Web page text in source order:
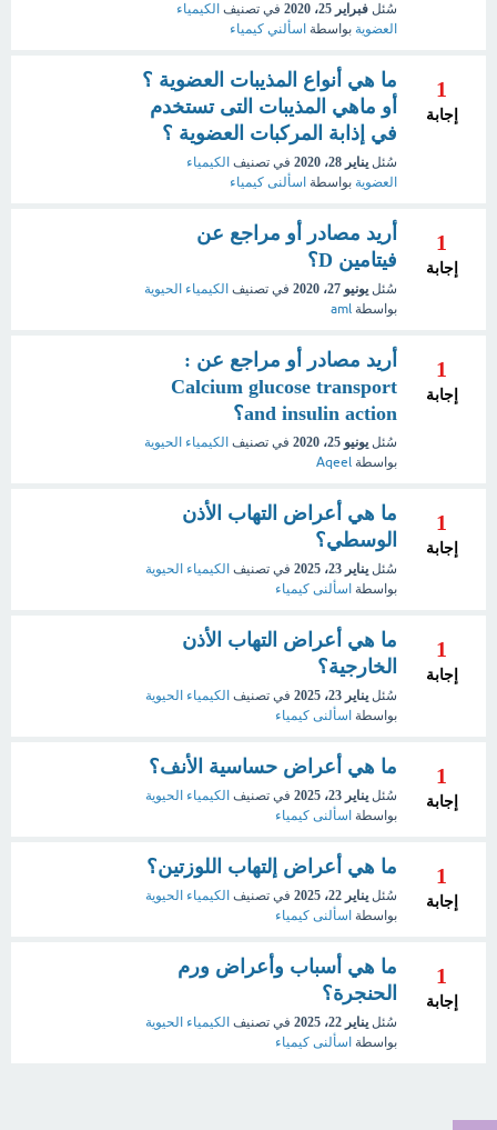
سُئل فبراير 25، 2020 في تصنيف الكيمياء
العضوية بواسطة اسألني كيمياء
1
إجابة
ما هي أنواع المذيبات العضوية ؟
أو ماهي المذيبات التى تستخدم
في إذابة المركبات العضوية ؟
سُئل يناير 28، 2020 في تصنيف الكيمياء
العضوية بواسطة اسألنى كيمياء
1
إجابة
أريد مصادر أو مراجع عن
فيتامين D؟
سُئل يونيو 27، 2020 في تصنيف الكيمياء الحيوية
بواسطة aml
1
إجابة
أريد مصادر أو مراجع عن :
Calcium glucose transport
and insulin action؟
سُئل يونيو 25، 2020 في تصنيف الكيمياء الحيوية
بواسطة Aqeel
1
إجابة
ما هي أعراض التهاب الأذن
الوسطي؟
سُئل يناير 23، 2025 في تصنيف الكيمياء الحيوية
بواسطة اسألنى كيمياء
1
إجابة
ما هي أعراض التهاب الأذن
الخارجية؟
سُئل يناير 23، 2025 في تصنيف الكيمياء الحيوية
بواسطة اسألنى كيمياء
1
إجابة
ما هي أعراض حساسية الأنف؟
سُئل يناير 23، 2025 في تصنيف الكيمياء الحيوية
بواسطة اسألنى كيمياء
1
إجابة
ما هي أعراض إلتهاب اللوزتين؟
سُئل يناير 22، 2025 في تصنيف الكيمياء الحيوية
بواسطة اسألنى كيمياء
1
إجابة
ما هي أسباب وأعراض ورم
الحنجرة؟
سُئل يناير 22، 2025 في تصنيف الكيمياء الحيوية
بواسطة اسألنى كيمياء